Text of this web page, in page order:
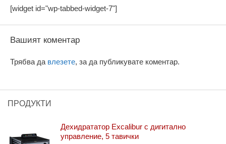
[widget id="wp-tabbed-widget-7"]
Вашият коментар
Трябва да влезете, за да публикувате коментар.
ПРОДУКТИ
Дехидрататор Excalibur с дигитално
управление, 5 тавички